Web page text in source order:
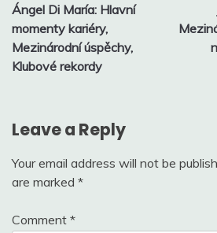
navigation
Ángel Di María: Hlavní
momenty kariéry,
Mezinárodní úspěchy,
Klubové rekordy
Leave a Reply
Your email address will not be
are marked *
Comment *